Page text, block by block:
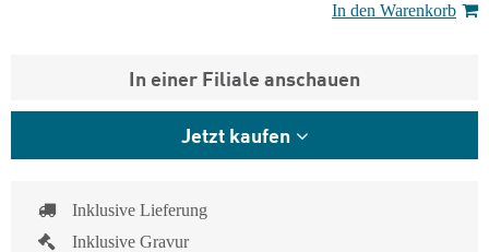
In den Warenkorb
In einer Filiale anschauen
Jetzt kaufen
Inklusive Lieferung
Inklusive Gravur